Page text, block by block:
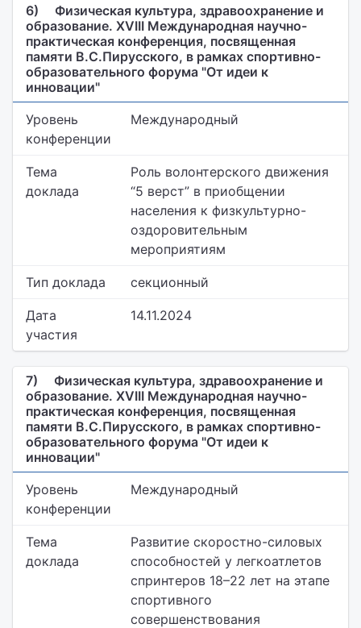
6)
Физическая культура, здравоохранение и
образование. XVIII Международная научно-
практическая конференция, посвященная
памяти В.С.Пирусского, в рамках спортивно-
образовательного форума "От идеи к
инновации"
Уровень
конференции
Международный
Тема
доклада
Роль волонтерского движения
“5 верст” в приобщении
населения к физкультурно-
оздоровительным
мероприятиям
Тип доклада секционный
Дата
участия
14.11.2024
7)
Физическая культура, здравоохранение и
образование. XVIII Международная научно-
практическая конференция, посвященная
памяти В.С.Пирусского, в рамках спортивно-
образовательного форума "От идеи к
инновации"
Уровень
конференции
Международный
Тема
доклада
Развитие скоростно-силовых
способностей у легкоатлетов
спринтеров 18–22 лет на этапе
спортивного
совершенствования